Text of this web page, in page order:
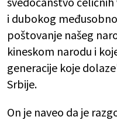
i dubokog
poštovanje našeg
kineskom narodu i
generacije koje
Srbije.
On je naveo da je